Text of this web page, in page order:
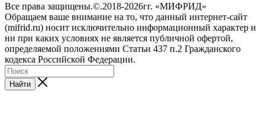
Все права защищены.©.2018-2026гг. «МИФРИД»
Обращаем ваше внимание на то, что данный интернет-сайт
(mifrid.ru) носит исключительно информационный характер и
ни при каких условиях не является публичной офертой,
определяемой положениями Статьи 437 п.2 Гражданского
кодекса Российской Федерации.
Найти